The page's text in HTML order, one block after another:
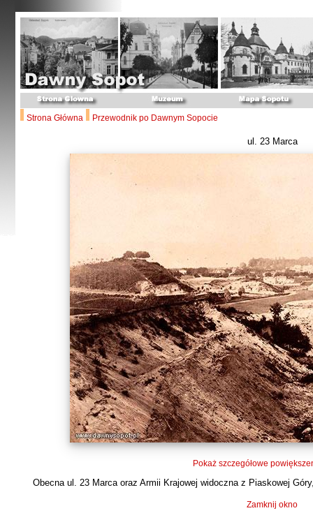
Strona Główna Przewodnik po Dawnym Sopocie
ul. 23 Marca
Pokaż szczegółowe
Obecna ul. 23 Marca oraz Armii Krajowej widoczna z Piaskowej
Zamknij okno